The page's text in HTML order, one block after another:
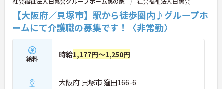
【大阪府／貝塚市】駅から徒歩圏内♪グループホ
ームにて介護職の募集です！〈非常勤〉
給料 時給1,177円～1,250円
大阪府 貝塚市 窪田166-6